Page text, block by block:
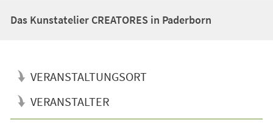
Das Kunstatelier CREATORES in Paderborn
VERANSTALTUNGSORT
VERANSTALTER